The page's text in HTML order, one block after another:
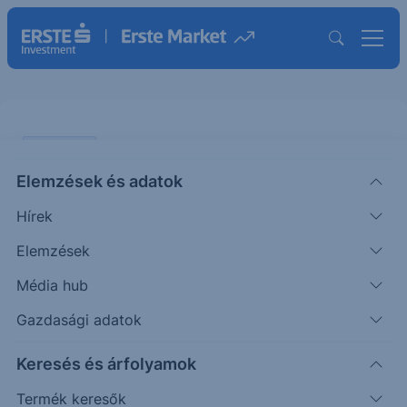
Elemzések és adatok
Hírek
Elemzések
Média hub
Gazdasági adatok
Keresés és árfolyamok
Termék keresők
a kínai BMI adatok
Kínában a RatingDog szolgáltatóipari beszerzési
menedzser indexe októberben 52,9-ről 52,6-ra